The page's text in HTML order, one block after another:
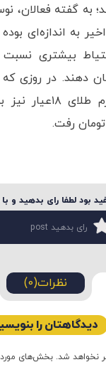
به گفته فعالان،
به اندازه‌ای
بیشتری
گران شد، هر گرم
بود لطفا رای بدهید و
رای بدهید post
نظرات(0)
دیدگاهتان را
نخواهد شد. بخش‌های